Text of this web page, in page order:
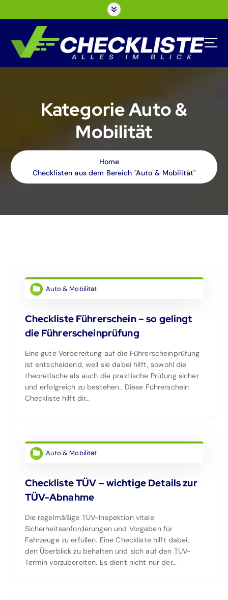
Kategorie Auto &
Mobilität
Home
Checklisten aus dem Bereich "Auto & Mobilität"
Auto & Mobilität
Checkliste Führerschein – so gelingt
die Führerscheinprüfung
Eine gute Vorbereitung auf die Führerscheinprüfung
ist entscheidend, weil sie dabei hilft, sowohl die
theoretische als auch die praktische Prüfung sicher
und erfolgreich zu bestehen.. Diese Führerschein
Checkliste hilft dir…
Auto & Mobilität
Checkliste TÜV – wichtige Details zur
TÜV-Abnahme
Die regelmäßige TÜV-Inspektion vitale
Sicherheitsanforderungen und Vorgaben für
Fahrzeuge zu erfüllen. Eine Checkliste hilft dabei,
den Überblick zu behalten und sich auf den TÜV-
Termin vorzubereiten. Es dient nicht nur der…